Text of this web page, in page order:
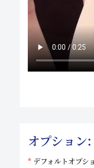
オプション:
デフォルトオプシ